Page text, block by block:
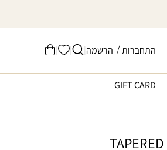
התחברות/ הרשמה הרשימה
שלי עֲגָלָה
GIFT CARD